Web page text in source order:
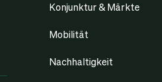
Konjunktur & Märkte
Mobilität
Nachhaltigkeit